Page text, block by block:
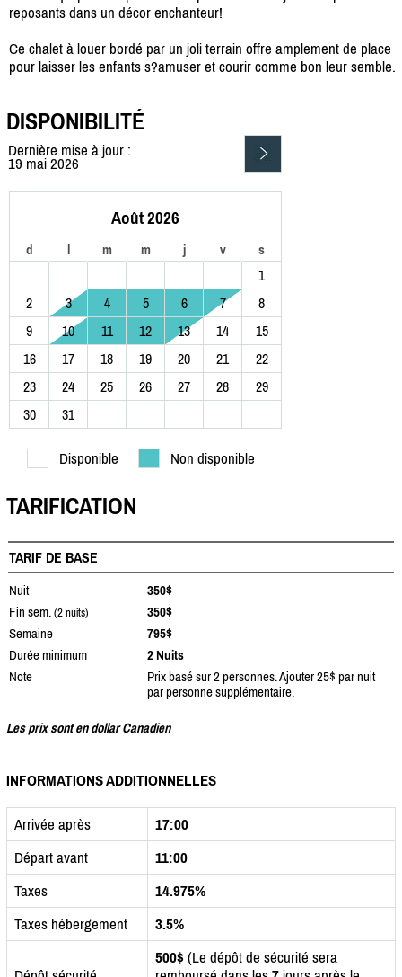
reposants dans un décor enchanteur!
Ce chalet à louer bordé par un joli terrain offre amplement de place
pour laisser les enfants s?amuser et courir comme bon leur semble.
DISPONIBILITÉ
Dernière mise à jour :
19 mai 2026
Août 2026
d l m m j v s
1
2
3 4 5 6 7
8
9
10 11 12 13 14
15
16
17 18 19 20 21
22
23
24 25 26 27 28
29
30
31
Disponible Non disponible
TARIFICATION
TARIF DE BASE
Nuit
350$
Fin sem. (2 nuits)
350$
Semaine
795$
Durée minimum
2 Nuits
Note
Prix basé sur 2 personnes. Ajouter 25$ par nuit
par personne supplémentaire.
Les prix sont en dollar Canadien
INFORMATIONS ADDITIONNELLES
Arrivée après
17:00
Départ avant
11:00
Taxes
14.975%
Taxes hébergement
3.5%
500$ (Le dépôt de sécurité sera